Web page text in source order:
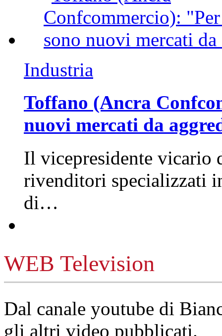
Industria
Toffano (Ancra
nuovi mercati da
Il vicepresidente vicario
rivenditori specializzati
di…
WEB Television
Dal canale youtube di
gli altri video pubblicati.